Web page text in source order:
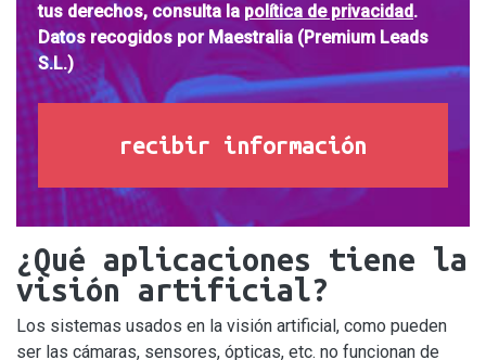
tus derechos, consulta la política de privacidad.
Datos recogidos por Maestralia (Premium Leads
S.L.)
recibir información
¿Qué aplicaciones tiene la
visión artificial?
Los sistemas usados en la visión artificial, como pueden
ser las cámaras, sensores, ópticas, etc. no funcionan de